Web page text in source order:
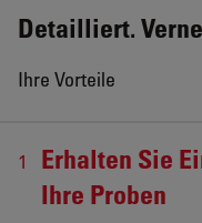
Detailliert.
Ihre Vorteile
1
Erhalten Sie
Ihre Proben